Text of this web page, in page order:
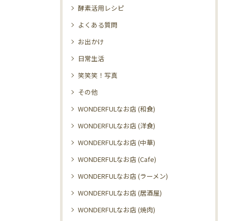
酵素活用レシピ
よくある質問
お出かけ
日常生活
笑笑笑！写真
その他
WONDERFULなお店 (和食)
WONDERFULなお店 (洋食)
WONDERFULなお店 (中華)
WONDERFULなお店 (Cafe)
WONDERFULなお店 (ラーメン)
WONDERFULなお店 (居酒屋)
WONDERFULなお店 (焼肉)